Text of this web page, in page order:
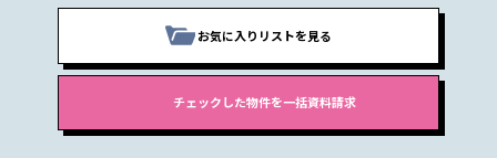
お気に入りリストを見る